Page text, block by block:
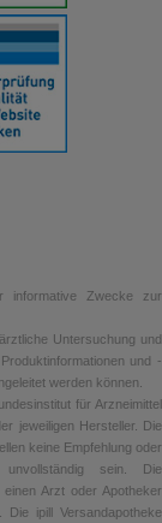
informative Zwecke zur
Untersuchung und
und -
werden können.
für Arzneimittel
jeweiligen Hersteller. Die
keine Empfehlung oder
sein. Die
Arzt oder Apotheker
ipill Versandapotheke